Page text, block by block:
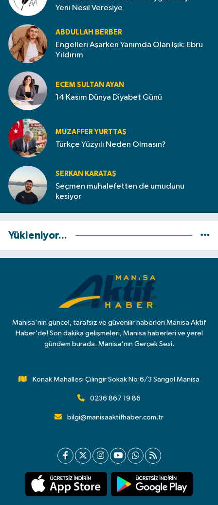
Yeni Nesil Veresiye
ABDULLAH BERBER
Engelleri Aşarken Yanımda Olan Işık: Ebru
Yıldırım
ECEM SULTAN AYAN
14 Kasım Dünya Diyabet Günü
MUZAFFER YURTTAŞ
Türkçe Yüzyılı Neden Olmasın?
SERKAN KARATAŞ
Seçmen muhalefetten de umudunu
kesiyor
Yükleniyor...
Manisa'nın güncel, tarafsız ve güvenilir haberleri Manisa Aktif
Haber’de! Son dakika gelişmeleri, Manisa haberleri ve yerel
gündem burada. Manisa'nın Gerçek Sesi.
Konak Mahallesi Çilingir Sokak No:6/3 Sarıgöl Manisa
0236 867 19 86
bilgi@manisaaktifhaber.com.tr